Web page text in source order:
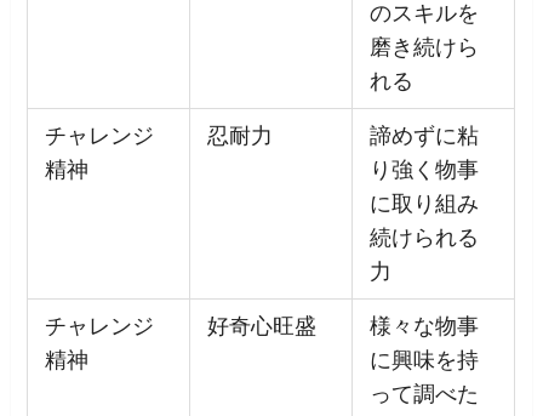
のスキルを
磨き続けら
れる
チャレンジ
精神
忍耐力
諦めずに粘
り強く物事
に取り組み
続けられる
力
チャレンジ
精神
好奇心旺盛
様々な物事
に興味を持
って調べた